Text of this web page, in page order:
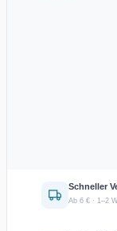
Schneller
Ab 6 € · 1–2